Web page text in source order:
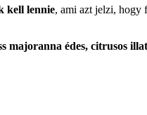
kell lennie, ami azt jelzi, hogy
majoranna édes, citrusos